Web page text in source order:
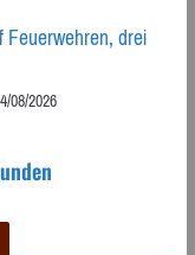
drei
08/2026